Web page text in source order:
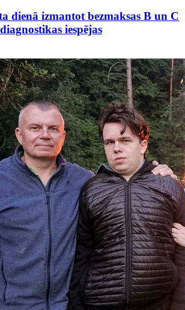
dienā izmantot bezmaksas B un C
iespējas